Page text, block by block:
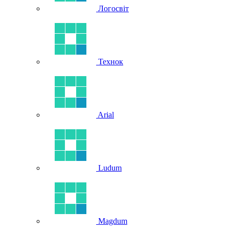
Логосвіт
Технок
Arial
Ludum
Magdum